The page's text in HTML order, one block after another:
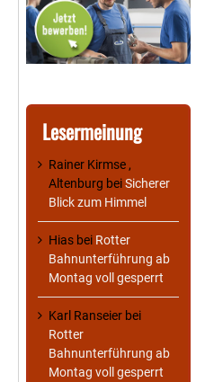
Lesermeinung
Rainer Kirmse ,
Altenburg beiSicherer
Blick zum Himmel
Hias bei Rotter
Bahnunterführung ab
Montag voll gesperrt
Karl Ranseier bei
Rotter
Bahnunterführung ab
Montag voll gesperrt